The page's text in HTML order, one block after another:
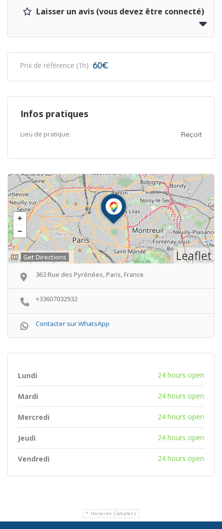
Laisser un avis (vous devez être connecté)
Prix de référence (1h) 60€
Infos pratiques
Lieu de pratique: Reçoit
Leaflet
Get Directions
363 Rue des Pyrénées, Paris, France
+33607032932
Contacter sur WhatsApp
Horaires Complets
Lundi 24 hours open
Mardi 24 hours open
Mercredi 24 hours open
Jeudi 24 hours open
Vendredi 24 hours open